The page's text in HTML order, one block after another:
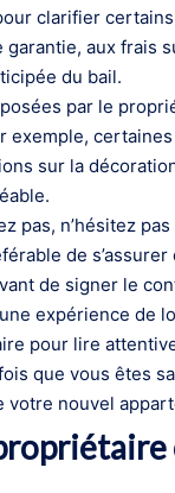
clarifier
aux frais
du bail.
par le
exemple,
sur la
pas, n’hésitez pas
de s’assurer
de signer le
expérience de
pour lire
que vous êtes
nouvel